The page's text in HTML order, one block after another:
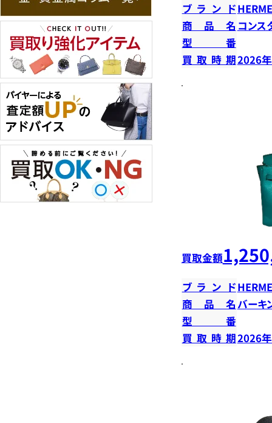
ブランド
商品名 コンス
型番
買取時期2026
買取金額
ブランド
商品名 バーキ
型番
買取時期2026